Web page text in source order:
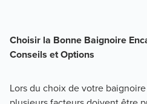
Choisir la Bonne Baignoire
Conseils et Options
Lors du choix de votre